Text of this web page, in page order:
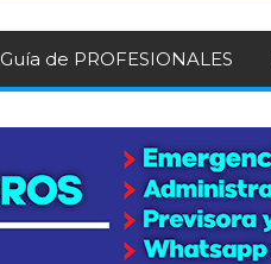
Guía de PROFESIONALES